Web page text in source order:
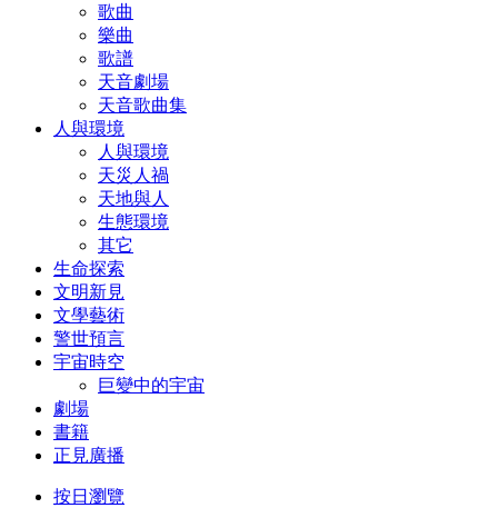
歌曲
樂曲
歌譜
天音劇場
天音歌曲集
人與環境
人與環境
天災人禍
天地與人
生態環境
其它
生命探索
文明新見
文學藝術
警世預言
宇宙時空
巨變中的宇宙
劇場
書籍
正見廣播
按日瀏覽